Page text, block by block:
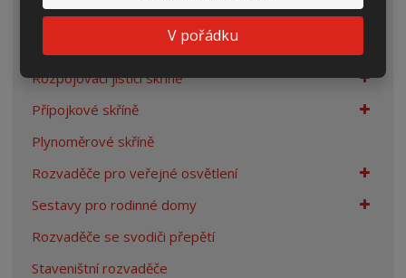
V pořádku
Elektroměrové rozvaděče
Rozpojovací jistící skříně
Přípojkové skříně
Plynoměrové skříně
Rozvaděče pro veřejné osvětlení
Sestavy pro rodinné domy
Rozvaděče se svodiči přepětí
Staveništní rozvaděče